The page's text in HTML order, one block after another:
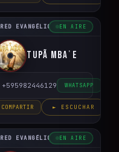
RED EVANGÉLICO DEL PARAGUAY
EN AIRE
Tupã Mbaˈe
+595982446129 WHATSAPP
COMPARTIR ► ESCUCHAR
RED EVANGÉLICO DEL PARAGUAY
EN AIRE